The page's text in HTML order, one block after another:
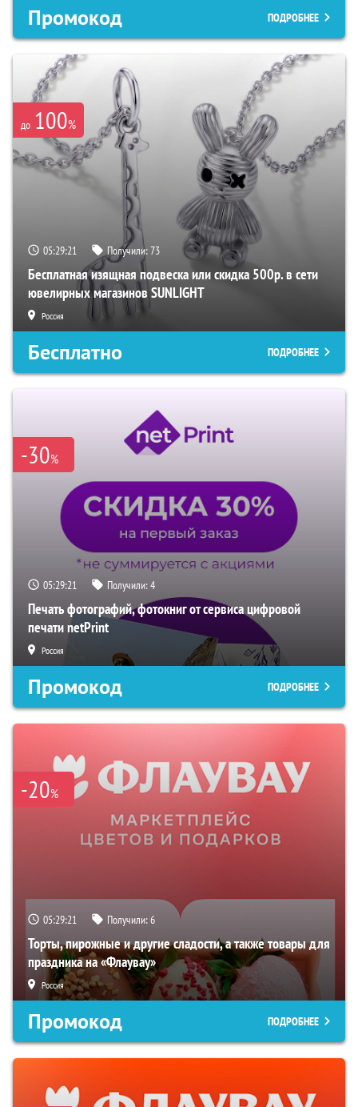
Промокод ПОДРОБНЕЕ
до 100%
05:29:20 Получили:73
Бесплатная изящная подвеска или скидка 500р. в сети
ювелирных магазинов SUNLIGHT
Россия
Бесплатно ПОДРОБНЕЕ
-30%
05:29:20 Получили:4
Печать фотографий, фотокниг от сервиса цифровой
печати netPrint
Россия
Промокод ПОДРОБНЕЕ
-20%
05:29:20 Получили:6
Торты, пирожные и другие сладости, а также товары для
праздника на «Флаувау»
Россия
Промокод ПОДРОБНЕЕ